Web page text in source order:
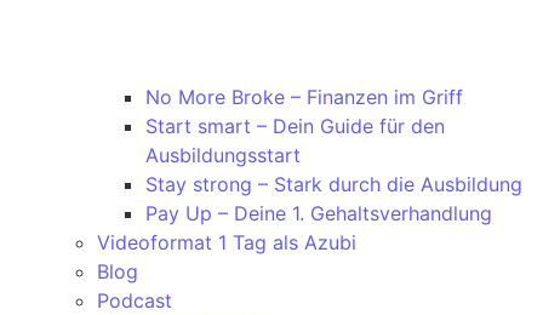
No More Broke – Finanzen im Griff
Start smart – Dein Guide für den
Ausbildungsstart
Stay strong – Stark durch die Ausbildung
Pay Up – Deine 1. Gehaltsverhandlung
Videoformat 1 Tag als Azubi
Blog
Podcast